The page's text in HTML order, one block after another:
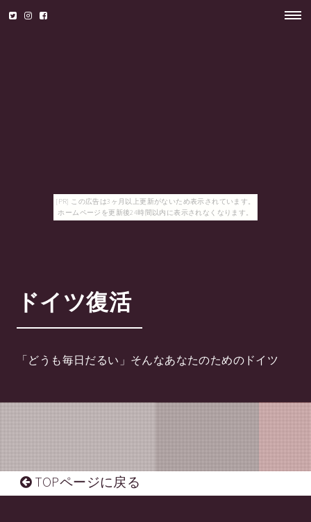
[PR] この広告は3ヶ月以上更新がないため表示されています。
ホームページを更新後24時間以内に表示されなくなります。
ドイツ復活
「どうも毎日だるい」そんなあなたのためのドイツ
TOPページに戻る